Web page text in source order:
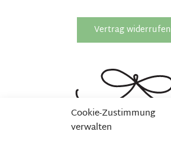
Cookie-Zustimmung
verwalten
Vertrag widerrufen